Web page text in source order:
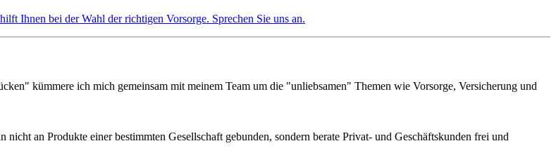
Ihnen bei der Wahl der richtigen Vorsorge. Sprechen Sie uns an.
kümmere ich mich gemeinsam mit meinem Team um die "unliebsamen" Themen wie Vorsorge, Versicherung und
an Produkte einer bestimmten Gesellschaft gebunden, sondern berate Privat- und Geschäftskunden frei und